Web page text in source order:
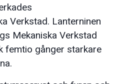
Verkstad. Lanterninen
Mekaniska Verkstad
femtio gånger starkare